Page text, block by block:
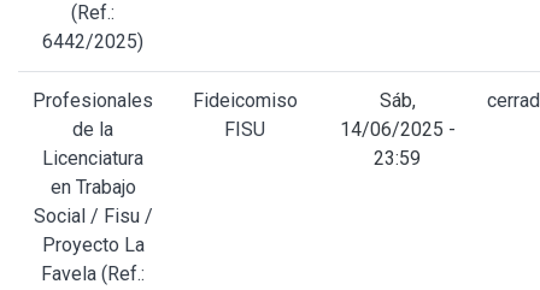
(Ref.:
6442/2025)
Profesionales
de la
Licenciatura
en Trabajo
Social / Fisu /
Proyecto La
Favela (Ref.:
Fideicomiso
FISU
Sáb,
14/06/2025 -
23:59